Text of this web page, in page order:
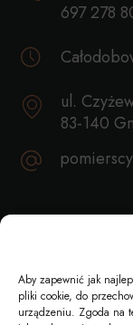
Aby zapewnić jak
pliki cookie, do
urządzeniu. Zgoda na
697 278
ul.
83-140